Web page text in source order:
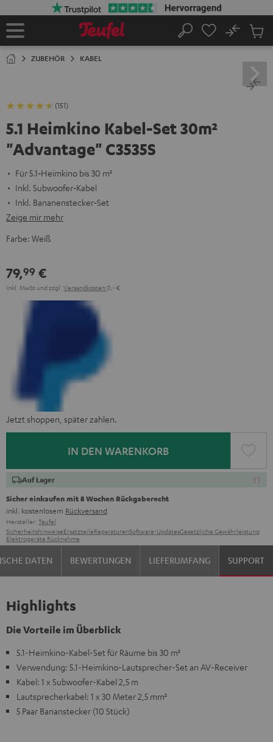
Startseite
Suche
No
ZUBEHÖR KABEL
(151)
5.1 Heimkino Kabel-Set 30m²
"Advantage" C3535S
Für 5.1‑Heimkino bis 30 m²
Inkl. Subwoofer‑Kabel
Inkl. Bananenstecker‑Set
Zeige mir mehr
Farbe: Weiß
79,99 €
Inkl. MwSt und zzgl. Versandkosten 0,‐ €
Jetzt shoppen, später zahlen.
IN DEN WARENKORB
Auf Lager
Sicher einkaufen mit 8 Wochen Rückgaberecht
inkl. kostenlosem Rückversand
Hersteller: Teufel
SicherheitshinweiseErsatzteileReparaturenSoftware-UpdatesGesetzliche Gewährleistung
Elektrogeräte Rücknahme
DATEN BEWERTUNGEN LIEFERUMFANG SUPPORT
Highlights
Die Vorteile im Überblick
5.1-Heimkino-Kabel-Set für Räume bis 30 m²
Verwendung: 5.1-Heimkino-Lautsprecher-Set an AV-Receiver
Kabel: 1 x Subwoofer-Kabel 2,5 m
Lautsprecherkabel: 1 x 30 Meter 2,5 mm²
5 Paar Bananstecker (10 Stück)